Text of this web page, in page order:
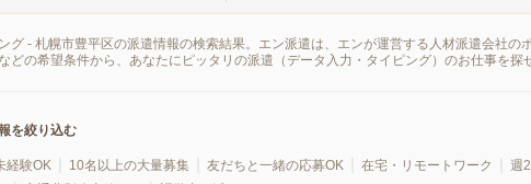
グ - 札幌市豊平区の派遣情報の検索結果。エン派遣は、エンが運営する人材派遣会社
どの希望条件から、あなたにピッタリの派遣（データ入力・タイピング）のお仕事を探
を絞り込む
経験OK 10名以上の大量募集 友だちと一緒の応募OK 在宅・リモートワーク 週